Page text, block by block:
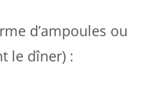
d’ampoules ou
le dîner) :